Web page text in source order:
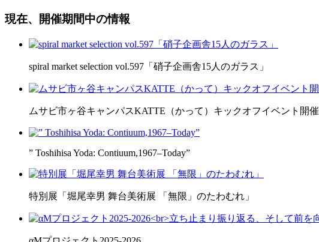
現在、開催期間中の情報
spiral market selection vol.597「硝子企画舎15人のガラス」
ムサビ市ヶ谷キャンパスKATTE（かって）キックオフイベント開催
” Toshihisa Yoda: Contiuum,1967–Today”
特別展「堀尾幸男 舞台美術展 「無限」のたわむれ」